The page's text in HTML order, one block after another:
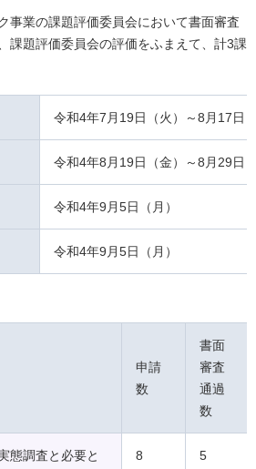
事業の課題評価委員会において書面審査
課題評価委員会の評価をふまえて、計3課
令和4年7月19日（火）～8月17日
令和4年8月19日（金）～8月29日
令和4年9月5日（月）
令和4年9月5日（月）
申請
数
書面
審査
通過
数
態調査と必要と 8 5